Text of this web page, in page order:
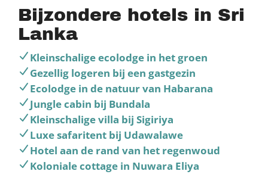
Bijzondere hotels in Sri
Lanka
Kleinschalige ecolodge in het groen
Gezellig logeren bij een gastgezin
Ecolodge in de natuur van Habarana
Jungle cabin bij Bundala
Kleinschalige villa bij Sigiriya
Luxe safaritent bij Udawalawe
Hotel aan de rand van het regenwoud
Koloniale cottage in Nuwara Eliya